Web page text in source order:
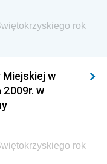
L
i
Pracy i Polityki
rok
Miejskiej w
w
rok